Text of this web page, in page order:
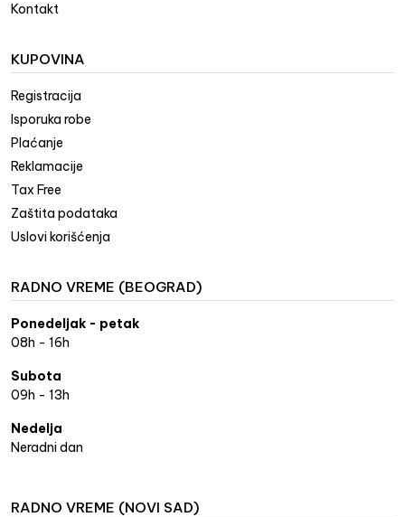
Kontakt
KUPOVINA
Registracija
Isporuka robe
Plaćanje
Reklamacije
Tax Free
Zaštita podataka
Uslovi korišćenja
RADNO VREME (BEOGRAD)
Ponedeljak - petak
08h - 16h
Subota
09h - 13h
Nedelja
Neradni dan
RADNO VREME (NOVI SAD)